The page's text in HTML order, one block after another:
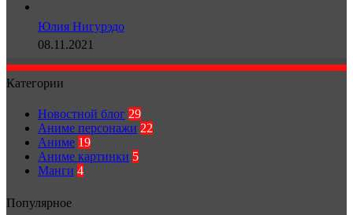
Юлия Нигурэдо
08.11.2021
Категории
Новостной блог 29
Аниме персонажи 22
Аниме 19
Аниме картинки 5
Манги 4
Популярное